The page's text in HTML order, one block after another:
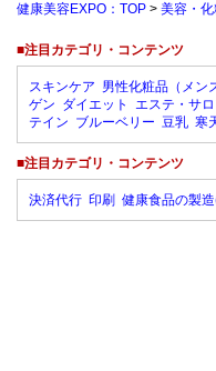
健康美容EXPO：TOP > 美容・
■注目カテゴリ・コンテンツ
スキンケア 男性化粧品（メン
ゲン ダイエット エステ・サ
テイン ブルーベリー 豆乳 寒
■注目カテゴリ・コンテンツ
決済代行 印刷 健康食品の製